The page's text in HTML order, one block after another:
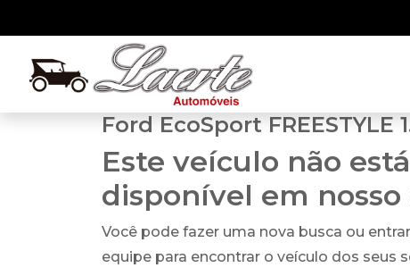
Ford EcoSport FREESTYLE
Este veículo não
disponível em nosso
Você pode fazer uma nova busca ou
equipe para encontrar o veículo dos seus